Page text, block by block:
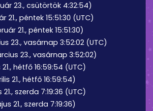
23., csütörtök 4:32:54)
21., péntek 15:51:30 (UTC)
21., péntek 15:51:30)
23., vasárnap 3:52:02 (UTC)
23., vasárnap 3:52:02)
21., hétfő 16:59:54 (UTC)
21., hétfő 16:59:54)
21., szerda 7:19:36 (UTC)
21., szerda 7:19:36)